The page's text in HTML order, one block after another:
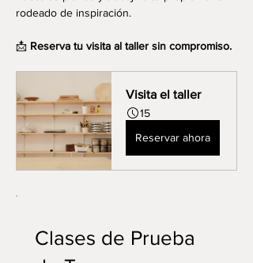
rodeado de inspiración.
📩 Reserva tu visita al taller sin compromiso.
Visita el taller
15
Reservar ahora
Clases de Prueba